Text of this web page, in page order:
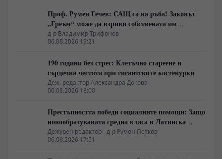
Проф. Румен Гечев: САЩ са на ръба! Законът
„Греъм“ може да взриви собствената им
икономика!
д-р Владимир Трифонов
06.08.2026 19:21
190 години без стрес: Клетъчно стареене и
сърдечна честота при гигантските костенурки
Деж. редактор Александра Докова
06.08.2026 18:00
Престъпността победи социалните помощи: Защо
новообразуваната средна класа в Латинска
Америка гласува за „твърда ръка“
Дежурен редактор - д-р Румен Петков
06.08.2026 17:51